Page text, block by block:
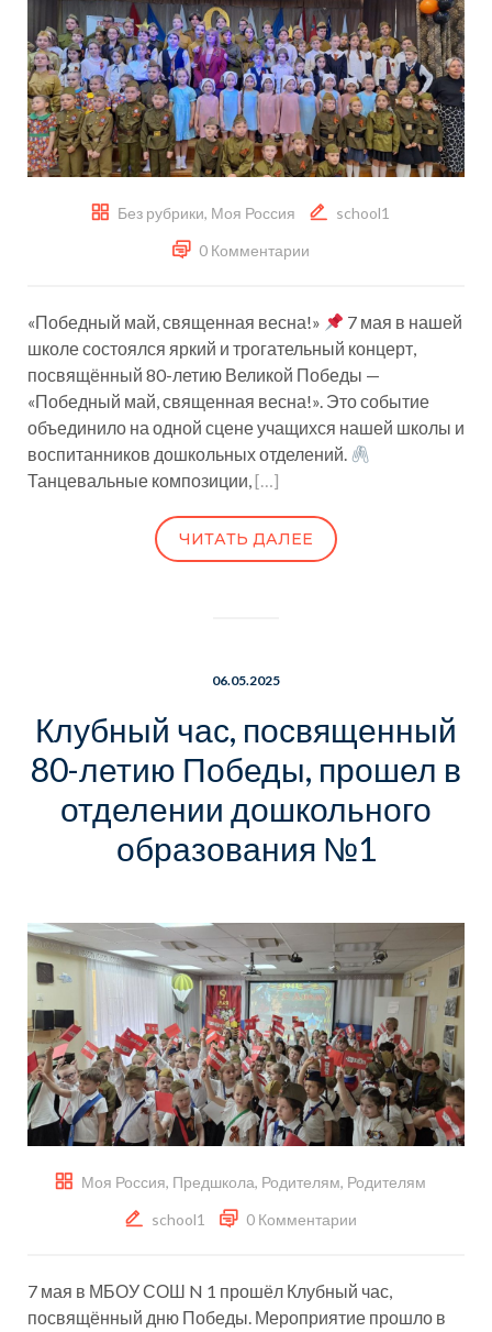
Без рубрики, Моя Россия
school1
0 Комментарии
«Победный май, священная весна!»
7 мая в нашей
школе состоялся яркий и трогательный концерт,
посвящённый 80-летию Великой Победы —
«Победный май, священная весна!». Это событие
объединило на одной сцене учащихся нашей школы и
воспитанников дошкольных отделений.
Танцевальные композиции,[…]
ЧИТАТЬ ДАЛЕЕ
06.05.2025
Клубный час, посвященный
80-летию Победы, прошел в
отделении дошкольного
образования №1
Моя Россия, Предшкола, Родителям, Родителям
school1
0 Комментарии
7 мая в МБОУ СОШ N 1 прошёл Клубный час,
посвящённый дню Победы. Мероприятие прошло в